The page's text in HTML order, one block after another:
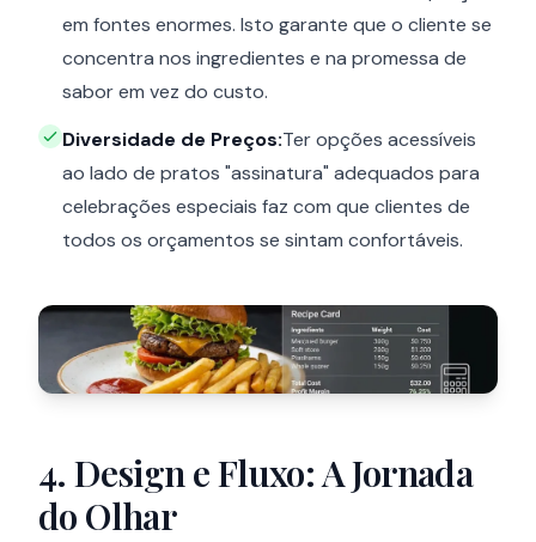
em fontes enormes. Isto garante que o cliente se
concentra nos ingredientes e na promessa de
sabor em vez do custo.
Diversidade de Preços:Ter opções acessíveis
ao lado de pratos "assinatura" adequados para
celebrações especiais faz com que clientes de
todos os orçamentos se sintam confortáveis.
4. Design e Fluxo: A Jornada
do Olhar